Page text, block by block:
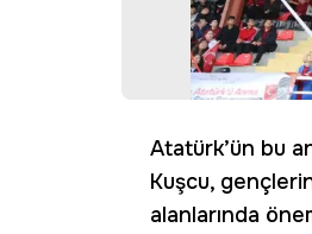
Atatürk’ün bu
Kuşcu,
alanlarında